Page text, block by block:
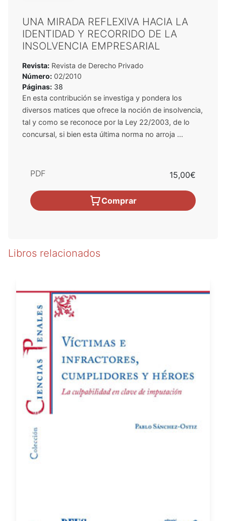
UNA MIRADA REFLEXIVA HACIA LA
IDENTIDAD Y RECORRIDO DE LA
INSOLVENCIA EMPRESARIAL
Revista: Revista de Derecho Privado
Número: 02/2010
Páginas: 38
En esta contribución se investiga y pondera los
diversos matices que ofrece la noción de insolvencia,
tal y como se reconoce por la Ley 22/2003, de lo
concursal, si bien esta última norma no arroja ...
PDF 15,00€
Comprar
Libros relacionados